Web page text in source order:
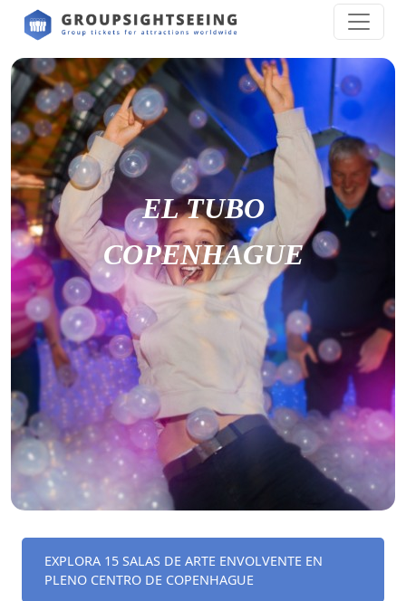
EL TUBO
COPENHAGUE
EXPLORA 15 SALAS DE ARTE ENVOLVENTE EN
PLENO CENTRO DE COPENHAGUE